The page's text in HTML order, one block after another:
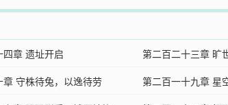
四章 遗址开启 第二百二十三章 旷
章 守株待兔，以逸待劳 第二百一十九章 星